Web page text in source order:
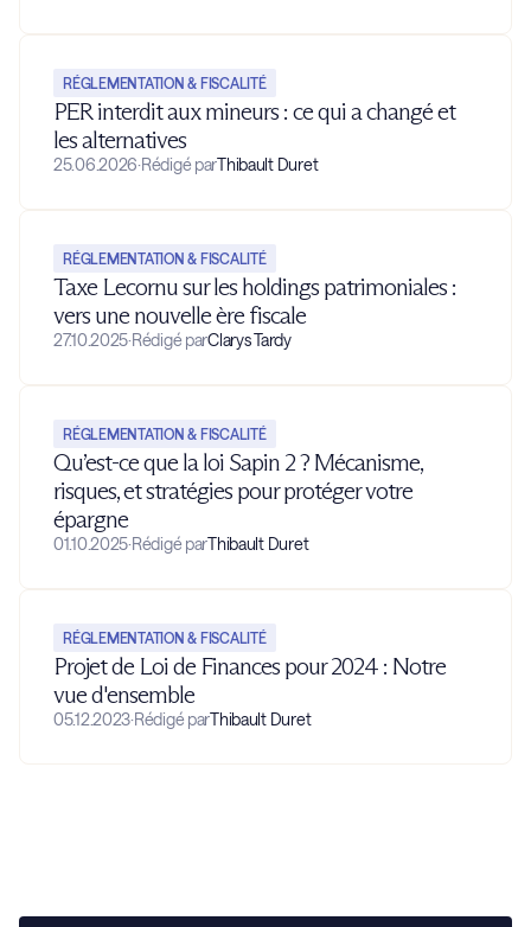
RÉGLEMENTATION & FISCALITÉ
PER interdit aux mineurs : ce qui a changé et
les alternatives
25.06.2026·Rédigé parThibault Duret
RÉGLEMENTATION & FISCALITÉ
Taxe Lecornu sur les holdings patrimoniales :
vers une nouvelle ère fiscale
27.10.2025·Rédigé parClarys Tardy
RÉGLEMENTATION & FISCALITÉ
Qu’est-ce que la loi Sapin 2 ? Mécanisme,
risques, et stratégies pour protéger votre
épargne
01.10.2025·Rédigé parThibault Duret
RÉGLEMENTATION & FISCALITÉ
Projet de Loi de Finances pour 2024 : Notre
vue d'ensemble
05.12.2023·Rédigé parThibault Duret